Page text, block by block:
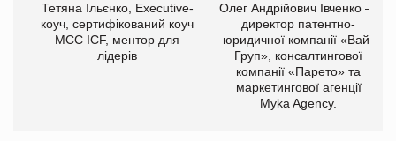
Тетяна Ільєнко, Executive-
коуч, сертифікований коуч
МСС ICF, ментор для
лідерів
Олег Андрійович Івченко —
директор патентно-
юридичної компанії «Вайз
Груп», консалтингової
компанії «Парето» та
маркетингової агенції
Myka Agency.